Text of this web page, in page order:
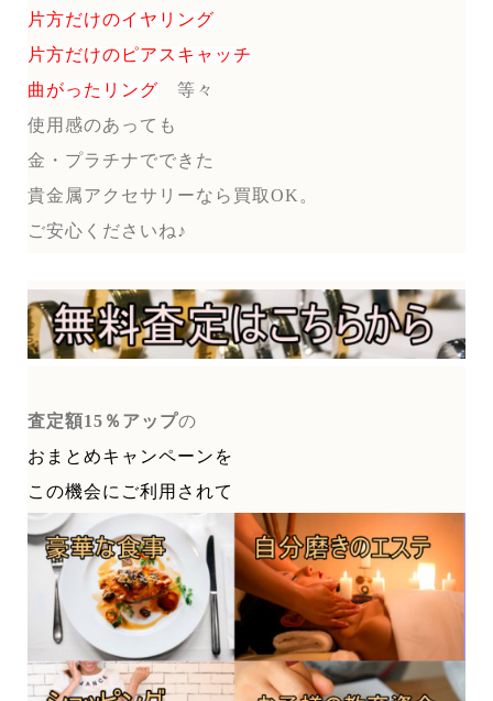
片方だけのイヤリング
片方だけのピアスキャッチ
曲がったリング
等々
使用感のあっても
金・プラチナでできた
貴金属アクセサリーなら買取OK。
ご安心くださいね♪
査定額15％アップの
おまとめキャンペーンを
この機会にご利用されて